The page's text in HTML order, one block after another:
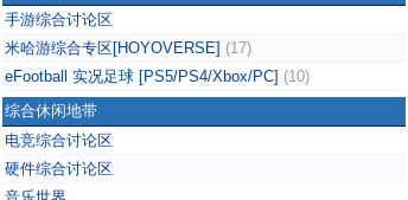
手游综合讨论区
米哈游综合专区[HOYOVERSE] (17)
eFootball 实况足球 [PS5/PS4/Xbox/PC] (10)
综合休闲地带
电竞综合讨论区
硬件综合讨论区